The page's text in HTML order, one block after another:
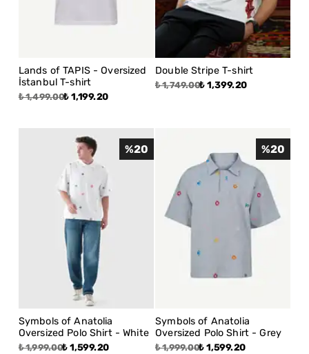
Lands of TAPIS - Oversized
İstanbul T-shirt
₺ 1,499.00₺ 1,199.20
Double Stripe T-shirt
₺ 1,749.00₺ 1,399.20
Symbols of Anatolia
Oversized Polo Shirt - White
₺ 1,999.00₺ 1,599.20
%20
Symbols of Anatolia
Oversized Polo Shirt - Grey
₺ 1,999.00₺ 1,599.20
%20